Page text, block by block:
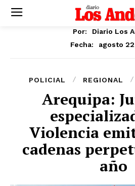
Por:
Diario Los
Fecha:
agosto
POLICIAL REGIONAL
Arequipa:
Violencia
cadenas
año